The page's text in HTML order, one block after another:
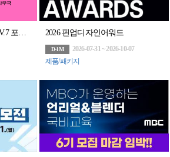
2026 핀업디자인어워드
D-1M
2026-07-31 ~ 2026-10-07
제품/패키지